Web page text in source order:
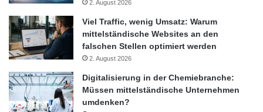
2. August 2026
Viel Traffic, wenig Umsatz: Warum
mittelständische Websites an den
falschen Stellen optimiert werden
2. August 2026
Digitalisierung in der Chemiebranche:
Müssen mittelständische Unternehmen
umdenken?